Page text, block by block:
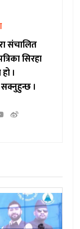
संचालित
सिरहा
।
।